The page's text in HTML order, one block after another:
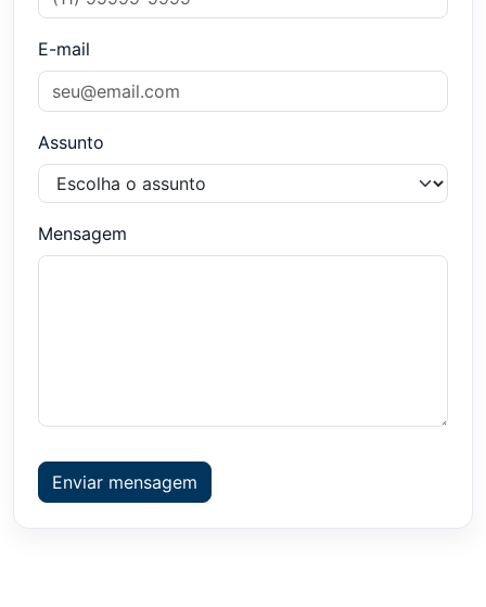
E-mail
Assunto
Mensagem